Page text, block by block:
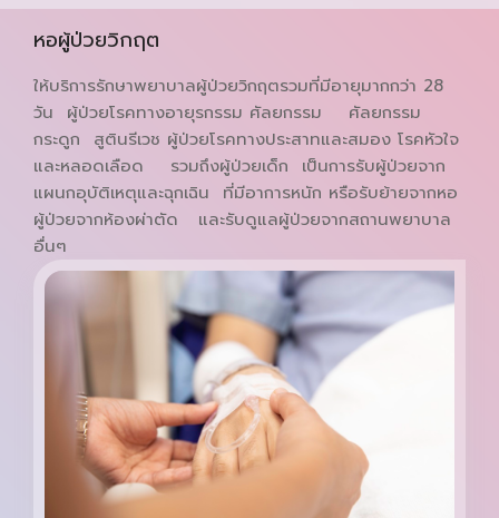
หอผู้ป่วยวิกฤต
ให้บริการรักษาพยาบาลผู้ป่วยวิกฤตรวมที่มีอายุมากกว่า 28
วัน ผู้ป่วยโรคทางอายุรกรรม ศัลยกรรม ศัลยกรรม
กระดูก สูตินรีเวช ผู้ป่วยโรคทางประสาทและสมอง โรคหัวใจ
และหลอดเลือด รวมถึงผู้ป่วยเด็ก เป็นการรับผู้ป่วยจาก
แผนกอุบัติเหตุและฉุกเฉิน ที่มีอาการหนัก หรือรับย้ายจากหอ
ผู้ป่วยจากห้องผ่าตัด และรับดูแลผู้ป่วยจากสถานพยาบาล
อื่นๆ